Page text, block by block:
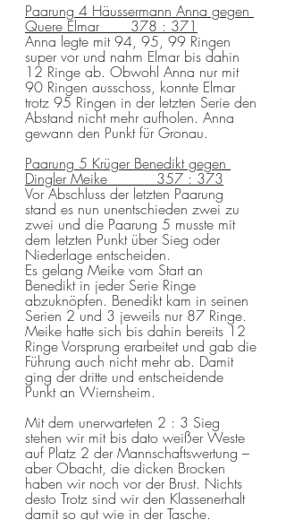
Paarung 4 Häussermann Anna gegen
Quere Elmar       378 : 371
Anna legte mit 94, 95, 99 Ringen
super vor und nahm Elmar bis dahin
12 Ringe ab. Obwohl Anna nur mit
90 Ringen ausschoss, konnte Elmar
trotz 95 Ringen in der letzten Serie den
Abstand nicht mehr aufholen. Anna
gewann den Punkt für Gronau.
Paarung 5 Krüger Benedikt gegen
Dingler Meike           357 : 373
Vor Abschluss der letzten Paarung
stand es nun unentschieden zwei zu
zwei und die Paarung 5 musste mit
dem letzten Punkt über Sieg oder
Niederlage entscheiden.
Es gelang Meike vom Start an
Benedikt in jeder Serie Ringe
abzuknöpfen. Benedikt kam in seinen
Serien 2 und 3 jeweils nur 87 Ringe.
Meike hatte sich bis dahin bereits 12
Ringe Vorsprung erarbeitet und gab die
Führung auch nicht mehr ab. Damit
ging der dritte und entscheidende
Punkt an Wiernsheim.
Mit dem unerwarteten 2 : 3 Sieg
stehen wir mit bis dato weißer Weste
auf Platz 2 der Mannschaftswertung –
aber Obacht, die dicken Brocken
haben wir noch vor der Brust. Nichts
desto Trotz sind wir den Klassenerhalt
damit so gut wie in der Tasche.